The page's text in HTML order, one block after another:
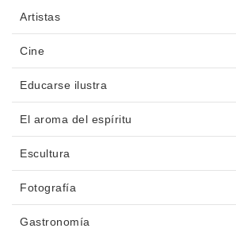
Artistas
Cine
Educarse ilustra
El aroma del espíritu
Escultura
Fotografía
Gastronomía